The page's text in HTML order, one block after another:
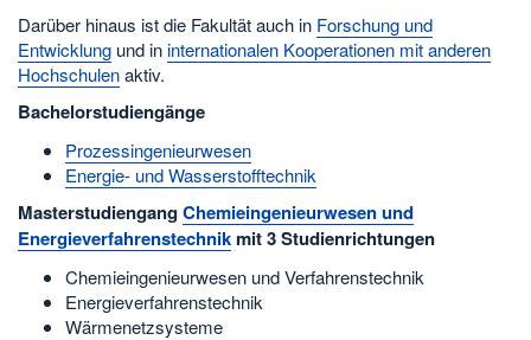
Darüber hinaus ist die Fakultät auch in Forschung und
Entwicklung und ininternationalen Kooperationen mit anderen
Hochschulenaktiv.
Bachelorstudiengänge
Prozessingenieurwesen
Energie- und Wasserstofftechnik
MasterstudiengangChemieingenieurwesen und
Energieverfahrenstechnikmit 3 Studienrichtungen
Chemieingenieurwesen und Verfahrenstechnik
Energieverfahrenstechnik
Wärmenetzsysteme